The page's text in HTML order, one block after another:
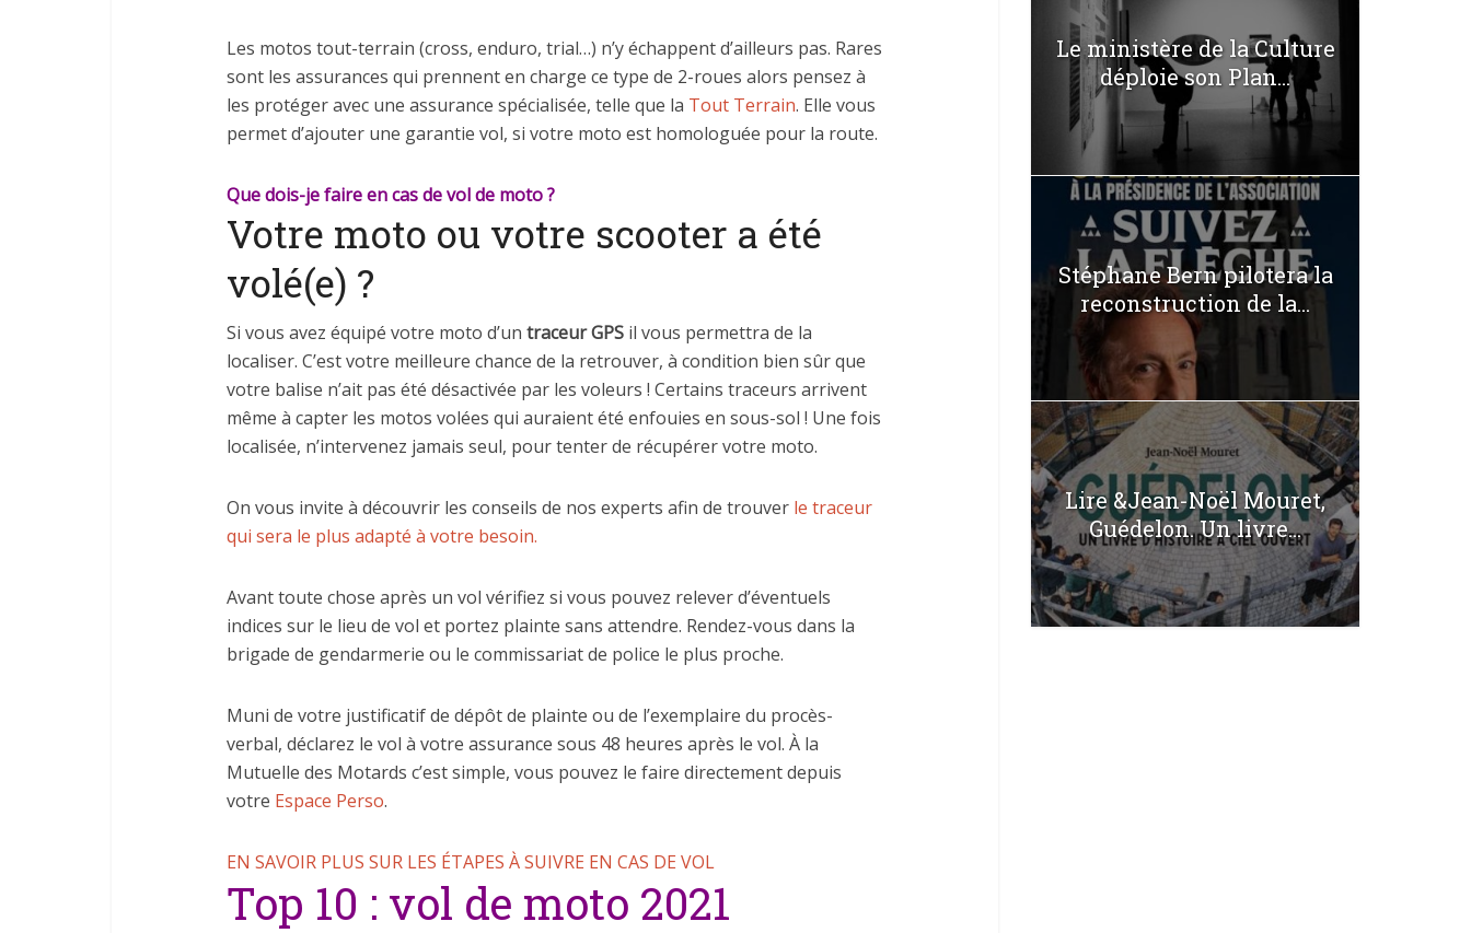
Les motos tout-terrain (cross, enduro, trial…) n’y échappent d’ailleurs pas. Rares
sont les assurances qui prennent en charge ce type de 2-roues alors pensez à
les protéger avec une assurance spécialisée, telle que la Tout Terrain. Elle vous
permet d’ajouter une garantie vol, si votre moto est homologuée pour la route.
Que dois-je faire en cas de vol de moto ?
Votre moto ou votre scooter a été
volé(e) ?
Si vous avez équipé votre moto d’un traceur GPS il vous permettra de la
localiser. C’est votre meilleure chance de la retrouver, à condition bien sûr que
votre balise n’ait pas été désactivée par les voleurs ! Certains traceurs arrivent
même à capter les motos volées qui auraient été enfouies en sous-sol ! Une fois
localisée, n’intervenez jamais seul, pour tenter de récupérer votre moto.
On vous invite à découvrir les conseils de nos experts afin de trouver le traceur
qui sera le plus adapté à votre besoin.
Avant toute chose après un vol vérifiez si vous pouvez relever d’éventuels
indices sur le lieu de vol et portez plainte sans attendre. Rendez-vous dans la
brigade de gendarmerie ou le commissariat de police le plus proche.
Muni de votre justificatif de dépôt de plainte ou de l’exemplaire du procès-
verbal, déclarez le vol à votre assurance sous 48 heures après le vol. À la
Mutuelle des Motards c’est simple, vous pouvez le faire directement depuis
votre Espace Perso.
EN SAVOIR PLUS SUR LES ÉTAPES À SUIVRE EN CAS DE VOL
Top 10 : vol de moto 2021
Le ministère de la Culture
déploie son Plan...
Stéphane Bern pilotera la
reconstruction de la...
Lire &Jean-Noël Mouret,
Guédelon. Un livre...